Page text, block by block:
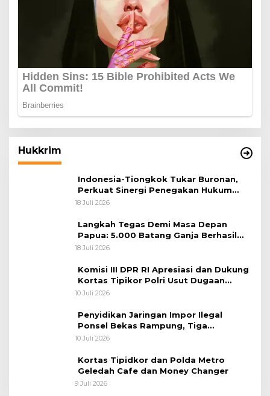
Hukkrim
Indonesia-Tiongkok Tukar Buronan,
Perkuat Sinergi Penegakan Hukum
Lintas Negara
18 Juli 2026
Langkah Tegas Demi Masa Depan
Papua: 5.000 Batang Ganja Berhasil
Diungkap Koops TNI Habema
18 Juli 2026
Komisi III DPR RI Apresiasi dan Dukung
Kortas Tipikor Polri Usut Dugaan
Korupsi Batu Bara
10 Juli 2026
Penyidikan Jaringan Impor Ilegal
Ponsel Bekas Rampung, Tiga
Tersangka Sudah P-21 dan Satu Buron
10 Juli 2026
Kortas Tipidkor dan Polda Metro
Geledah Cafe dan Money Changer
9 Juli 2026